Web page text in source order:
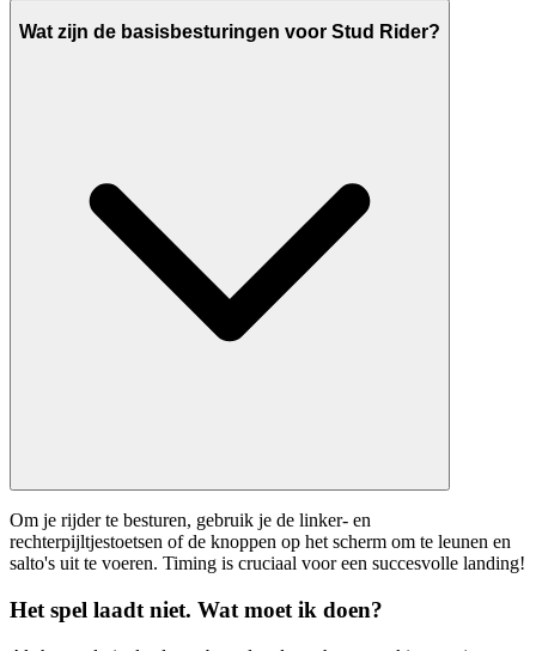
Wat zijn de basisbesturingen voor Stud Rider?
Om je rijder te besturen, gebruik je de linker- en
rechterpijltjestoetsen of de knoppen op het scherm om te leunen en
salto's uit te voeren. Timing is cruciaal voor een succesvolle landing!
Het spel laadt niet. Wat moet ik doen?